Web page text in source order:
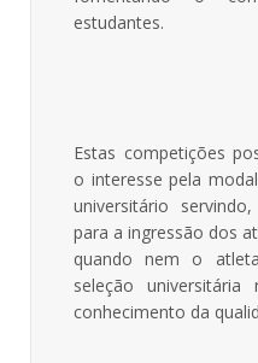
estudantes.
Estas competições
o interesse pela
universitário
para a ingressão dos
quando nem o
seleção
conhecimento da